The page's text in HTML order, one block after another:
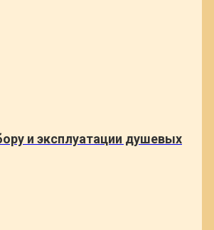
и эксплуатации душевых